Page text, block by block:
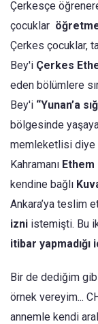
Çerkesçe
çocuklar
Çerkes çocuklar,
Bey'i Çerkes
eden bölümlere
Bey'i “Yunan’a
bölgesinde
memleketlisi diye
Kahramanı Ethem
kendine bağlı
Ankara’ya teslim
izni istemişti. Bu
itibar yapmadığı
Bir de dediğim
örnek vereyim...
annemle kendi